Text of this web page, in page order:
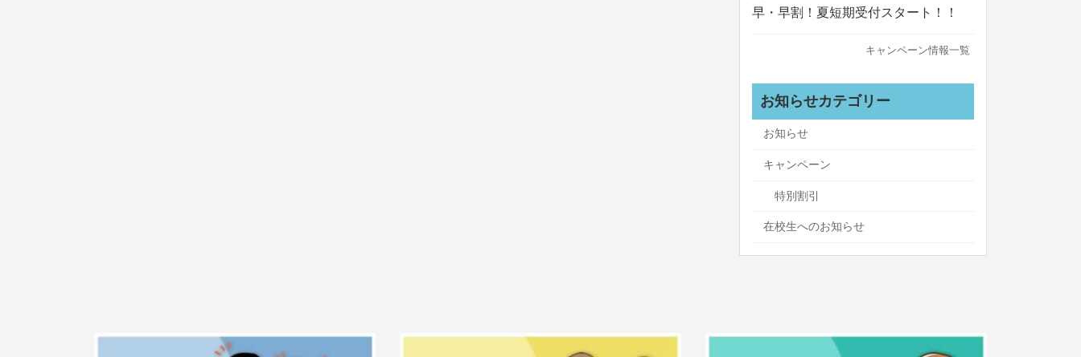
早・早割！夏短期受付スタート！！
キャンペーン情報一覧
お知らせカテゴリー
お知らせ
キャンペーン
特別割引
在校生へのお知らせ